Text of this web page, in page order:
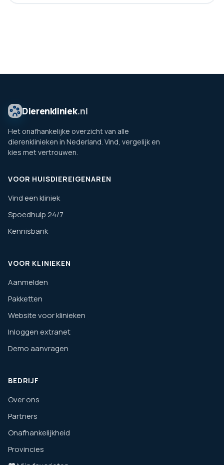
Dierenkliniek.nl
Het onafhankelijke overzicht van alle
dierenklinieken in Nederland. Vind, vergelijk en
kies met vertrouwen.
VOOR HUISDIEREIGENAREN
Vind een kliniek
Spoedhulp 24/7
Kennisbank
VOOR KLINIEKEN
Aanmelden
Pakketten
Website voor klinieken
Inloggen extranet
Demo aanvragen
BEDRIJF
Over ons
Partners
Onafhankelijkheid
Provincies